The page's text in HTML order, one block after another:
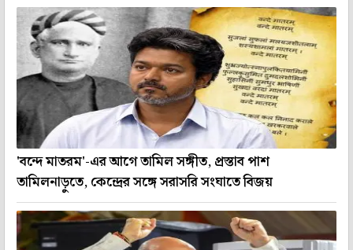
'বন্দে মাতরম'-এর আগে তামিল সঙ্গীত, প্রস্তাব পাশ
তামিলনাড়ুতে, কেন্দ্রের সঙ্গে সরাসরি সংঘাতে বিজয়